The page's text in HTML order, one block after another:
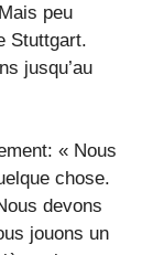
peu
Stuttgart.
jusqu’au
« Nous
chose.
devons
jouons un